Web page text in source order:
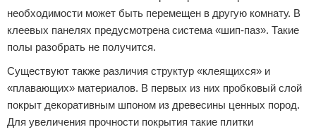
необходимости может быть перемещен в другую комнату. В
клеевых панелях предусмотрена система «шип-паз». Такие
полы разобрать не получится.
Существуют также различия структур «клеящихся» и
«плавающих» материалов. В первых из них пробковый слой
покрыт декоративным шпоном из древесины ценных пород.
Для увеличения прочности покрытия такие плитки